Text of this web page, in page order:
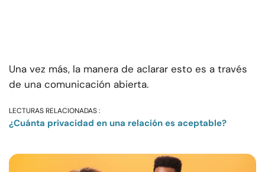
Una vez más, la manera de aclarar esto es a través
de una comunicación abierta.
LECTURAS RELACIONADAS :
¿Cuánta privacidad en una relación es aceptable?